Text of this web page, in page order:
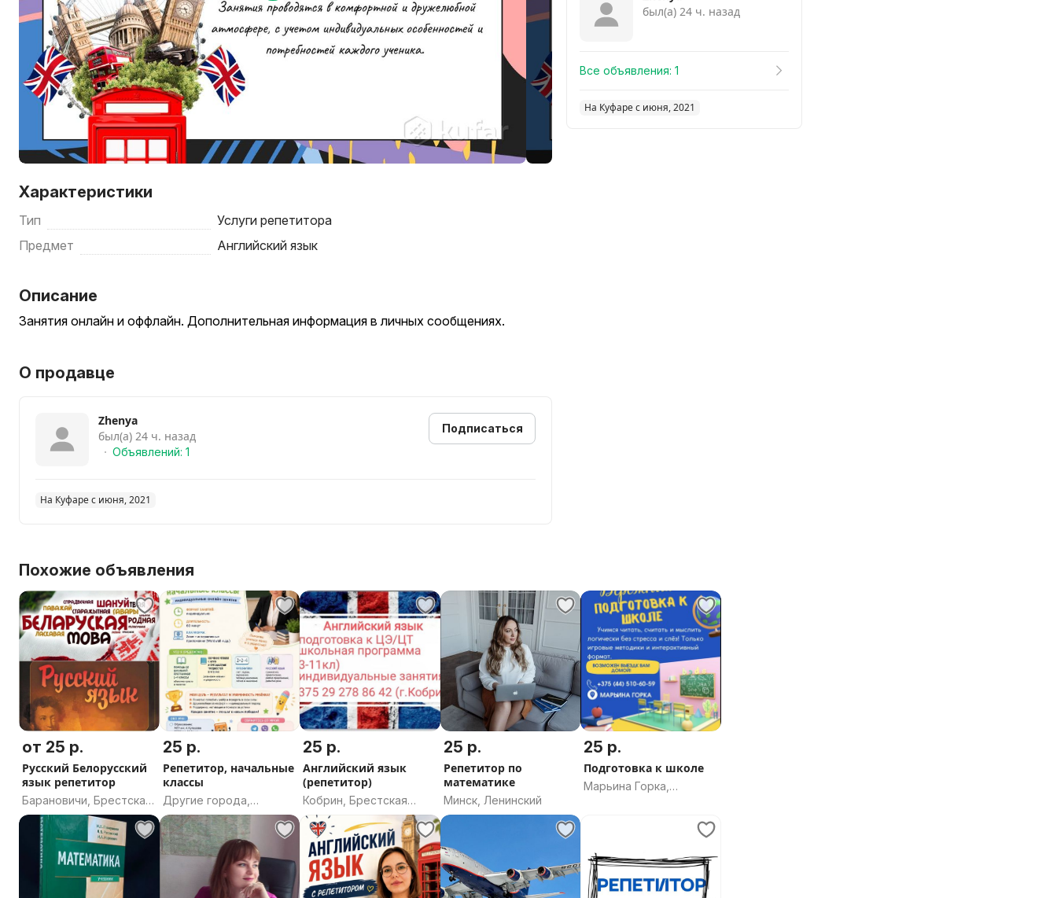
Характеристики
Тип
Услуги репетитора
Предмет
Английский язык
Описание
Занятия онлайн и оффлайн. Дополнительная информация в личных сообщениях.
О продавце
Zhenya
был(а) 24 ч. назад
Объявлений: 1
Подписаться
На Куфаре с июня, 2021
Похожие объявления
от 25 р.
Русский Белорусский
язык репетитор
Барановичи, Брестская
область
25 р.
Репетитор, начальные
классы
Другие города,
Могилевская область
25 р.
Английский язык
(репетитор)
Кобрин, Брестская
область
25 р.
Репетитор по
математике
Минск, Ленинский
25 р.
Подготовка к школе
Марьина Горка,
был(а) 24 ч. назад
Все объявления: 1
На Куфаре с июня, 2021